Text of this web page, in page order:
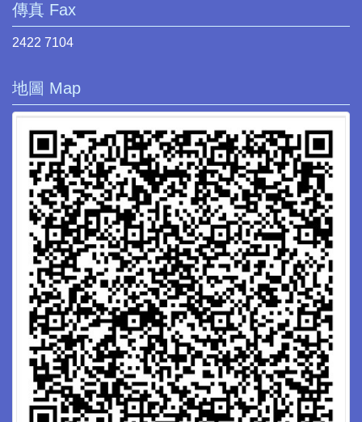
傳真 Fax
2422 7104
地圖 Map